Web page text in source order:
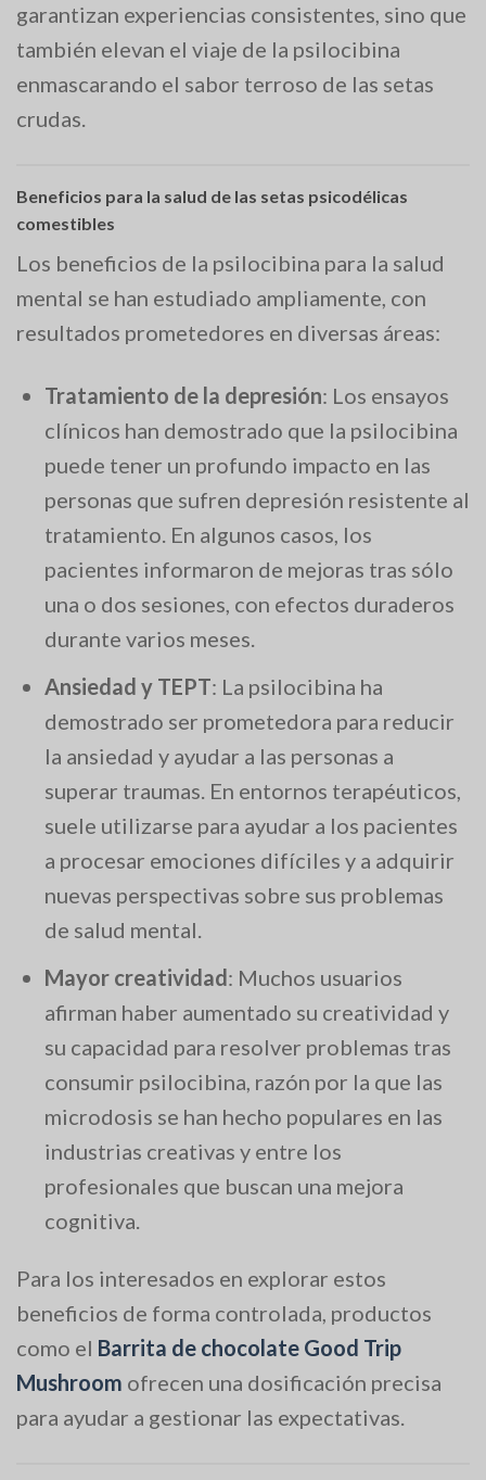
garantizan experiencias consistentes, sino que
también elevan el viaje de la psilocibina
enmascarando el sabor terroso de las setas
crudas.
Beneficios para la salud de las setas psicodélicas
comestibles
Los beneficios de la psilocibina para la salud
mental se han estudiado ampliamente, con
resultados prometedores en diversas áreas:
Tratamiento de la depresión: Los ensayos
clínicos han demostrado que la psilocibina
puede tener un profundo impacto en las
personas que sufren depresión resistente al
tratamiento. En algunos casos, los
pacientes informaron de mejoras tras sólo
una o dos sesiones, con efectos duraderos
durante varios meses.
Ansiedad y TEPT: La psilocibina ha
demostrado ser prometedora para reducir
la ansiedad y ayudar a las personas a
superar traumas. En entornos terapéuticos,
suele utilizarse para ayudar a los pacientes
a procesar emociones difíciles y a adquirir
nuevas perspectivas sobre sus problemas
de salud mental.
Mayor creatividad: Muchos usuarios
afirman haber aumentado su creatividad y
su capacidad para resolver problemas tras
consumir psilocibina, razón por la que las
microdosis se han hecho populares en las
industrias creativas y entre los
profesionales que buscan una mejora
cognitiva.
Para los interesados en explorar estos
beneficios de forma controlada, productos
como el Barrita de chocolate Good Trip
Mushroom ofrecen una dosificación precisa
para ayudar a gestionar las expectativas.